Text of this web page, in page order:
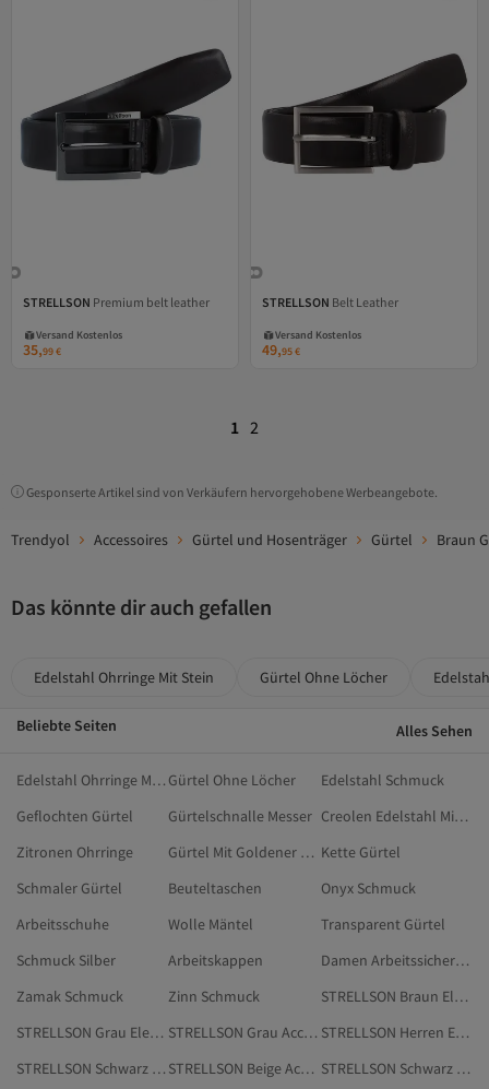
STRELLSON Premium belt leather
Versand Kostenlos
Versand Kostenlos
35,99€
STRELLSON Belt Leather
Versand Kostenlos
Versand Kostenlos
49,95€
1 2
Gesponserte Artikel sind von Verkäufern hervorgehobene Werbeangebote.
Trendyol Accessoires Gürtel und Hosenträger Gürtel Braun
Das könnte dir auch gefallen
Edelstahl Ohrringe Mit Stein Gürtel Ohne Löcher
Beliebte Seiten Alles Sehen
Edelstahl Ohrringe Mit Stein Gürtel Ohne Löcher
Edelstahl Schmuck
Geflochten Gürtel
Gürtelschnalle Messer
Creolen Edelstahl Mit Steinen
Zitronen Ohrringe
Gürtel Mit Goldener Schnalle Kette Gürtel
Schmaler Gürtel
Beuteltaschen
Onyx Schmuck
Arbeitsschuhe
Wolle Mäntel
Transparent Gürtel
Schmuck Silber
Arbeitskappen
Damen Arbeitssicherheitsschuhe
Zamak Schmuck
Zinn Schmuck
STRELLSON Braun Elektronik
STRELLSON Grau Elektronik
STRELLSON Grau Accessoires
STRELLSON Herren Elektronik
STRELLSON Schwarz Beauty
STRELLSON Beige Accessoires
STRELLSON Schwarz Elektronik